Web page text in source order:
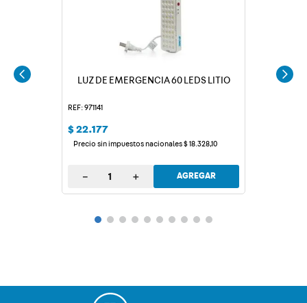
LUZ DE EMERGENCIA 60 LEDS LITIO
REF: 971141
$22.177
Precio sin impuestos nacionales$18 328,10
＋
－ AGREGAR